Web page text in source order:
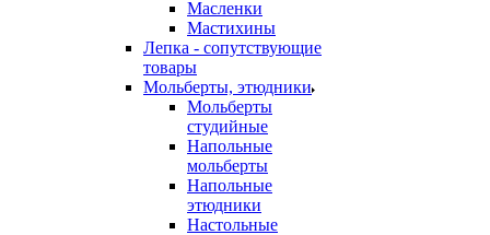
Масленки
Мастихины
Лепка - сопутствующие
товары
Мольберты, этюдники
Мольберты
студийные
Напольные
мольберты
Напольные
этюдники
Настольные